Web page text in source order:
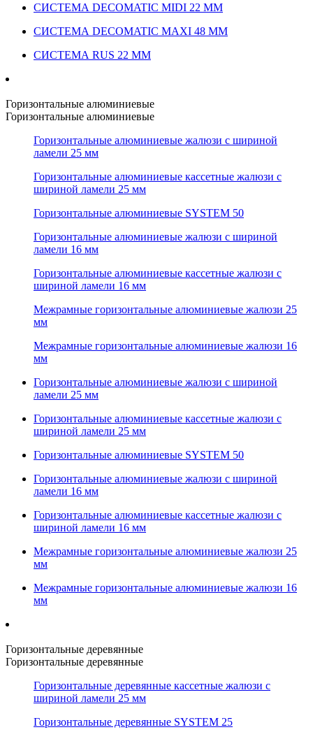
СИСТЕМА DECOMATIC MIDI 22 ММ
СИСТЕМА DECOMATIC MAXI 48 ММ
СИСТЕМА RUS 22 ММ
Горизонтальные алюминиевые
Горизонтальные алюминиевые
Горизонтальные алюминиевые жалюзи с шириной
ламели 25 мм
Горизонтальные алюминиевые кассетные жалюзи с
шириной ламели 25 мм
Горизонтальные алюминиевые SYSTEM 50
Горизонтальные алюминиевые жалюзи с шириной
ламели 16 мм
Горизонтальные алюминиевые кассетные жалюзи с
шириной ламели 16 мм
Межрамные горизонтальные алюминиевые жалюзи 25
мм
Межрамные горизонтальные алюминиевые жалюзи 16
мм
Горизонтальные алюминиевые жалюзи с шириной
ламели 25 мм
Горизонтальные алюминиевые кассетные жалюзи с
шириной ламели 25 мм
Горизонтальные алюминиевые SYSTEM 50
Горизонтальные алюминиевые жалюзи с шириной
ламели 16 мм
Горизонтальные алюминиевые кассетные жалюзи с
шириной ламели 16 мм
Межрамные горизонтальные алюминиевые жалюзи 25
мм
Межрамные горизонтальные алюминиевые жалюзи 16
мм
Горизонтальные деревянные
Горизонтальные деревянные
Горизонтальные деревянные кассетные жалюзи с
шириной ламели 25 мм
Горизонтальные деревянные SYSTEM 25